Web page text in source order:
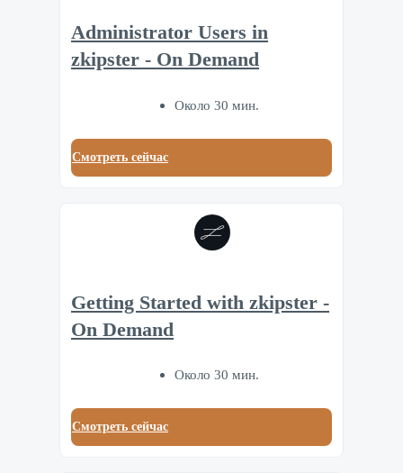
Administrator Users in
zkipster - On Demand
Около 30 мин.
Смотреть сейчас
Getting Started with zkipster -
On Demand
Около 30 мин.
Смотреть сейчас